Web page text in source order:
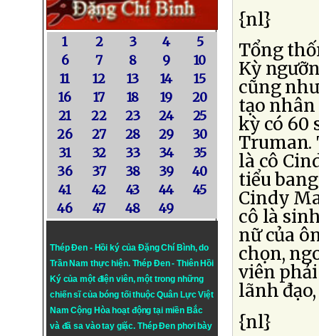
1 2 3 4
5
6
7 8 9
10
11
12 13 14
15
16
17 18 19
20
21
22 23 24
25
26
27 28 29
30
31
32 33 34
35
36
37 38 39
40
41
42 43 44
45
46
47 48 49
Thép Đen - Hồi ký của Đặng Chí Bình, do
Trần Nam thực hiện. Thép Đen- Thiên Hồi
Ký của một điện viên, một trong những
chiến sĩ của bóng tối thuộc Quân Lực Việt
Nam Cộng Hòa hoạt động tại miền Bắc
và đã sa vào tay giặc. Thép Đen phơi bày
{nl}
Tổng
Kỳ
cũng
tạo nhân
kỳ có 60
Truman.
là cô
tiểu
Cindy
cô là
nữ của
chọn,
viên
lãnh
{nl}